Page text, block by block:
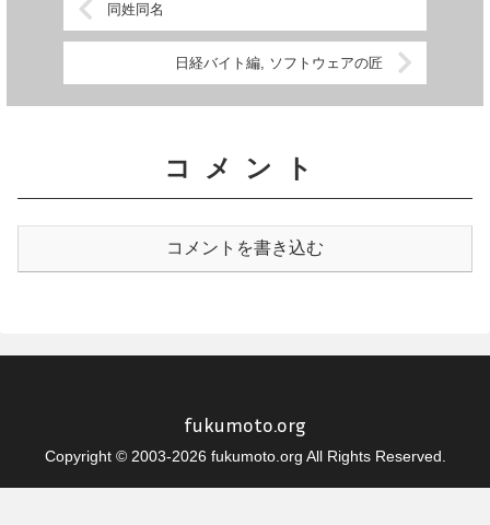
同姓同名
日経バイト編, ソフトウェアの匠
コメント
コメントを書き込む
fukumoto.org
Copyright © 2003-2026 fukumoto.org All Rights Reserved.